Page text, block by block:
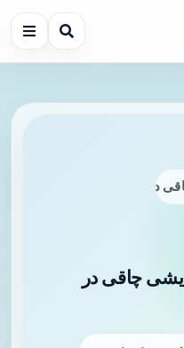
در تهران
چاقی در